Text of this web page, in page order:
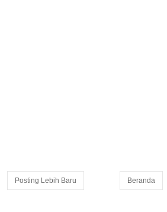
Posting Lebih Baru Beranda